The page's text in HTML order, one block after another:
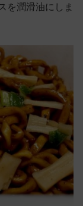
を潤滑油にしま